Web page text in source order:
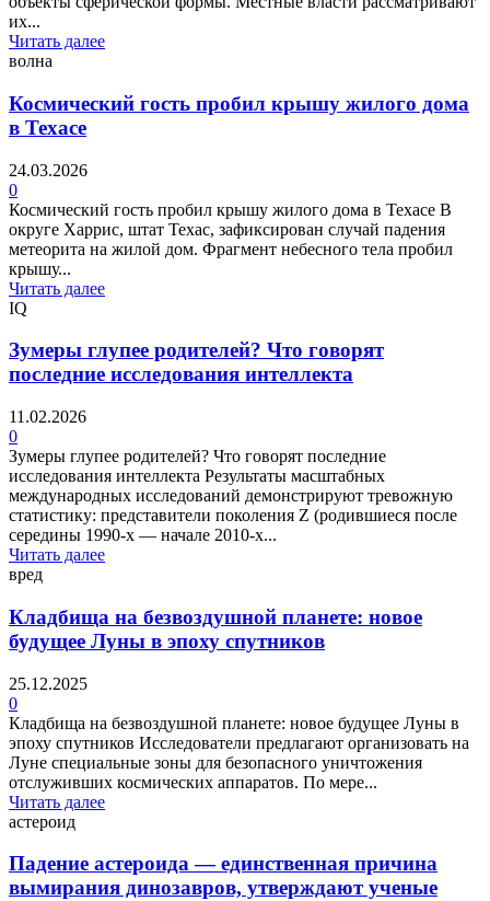
их...
Читать далее
волна
Космический гость пробил крышу жилого дома
в Техасе
24.03.2026
0
Космический гость пробил крышу жилого дома в Техасе В
округе Харрис, штат Техас, зафиксирован случай падения
метеорита на жилой дом. Фрагмент небесного тела пробил
крышу...
Читать далее
IQ
Зумеры глупее родителей? Что говорят
последние исследования интеллекта
11.02.2026
0
Зумеры глупее родителей? Что говорят последние
исследования интеллекта Результаты масштабных
международных исследований демонстрируют тревожную
статистику: представители поколения Z (родившиеся после
середины 1990-х — начале 2010-х...
Читать далее
вред
Кладбища на безвоздушной планете: новое
будущее Луны в эпоху спутников
25.12.2025
0
Кладбища на безвоздушной планете: новое будущее Луны в
эпоху спутников Исследователи предлагают организовать на
Луне специальные зоны для безопасного уничтожения
отслуживших космических аппаратов. По мере...
Читать далее
астероид
Падение астероида — единственная причина
вымирания динозавров, утверждают ученые